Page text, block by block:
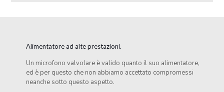
Alimentatore ad alte prestazioni.
Un microfono valvolare è valido quanto il suo alimentatore,
ed è per questo che non abbiamo accettato compromessi
neanche sotto questo aspetto.